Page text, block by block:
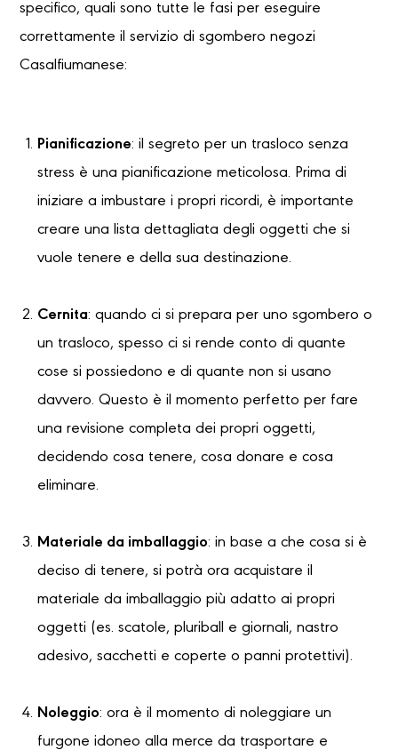
specifico, quali sono tutte le fasi per eseguire
correttamente il servizio di sgombero negozi
Casalfiumanese:
Pianificazione: il segreto per un trasloco senza
stress è una pianificazione meticolosa. Prima di
iniziare a imbustare i propri ricordi, è importante
creare una lista dettagliata degli oggetti che si
vuole tenere e della sua destinazione.
Cernita: quando ci si prepara per uno sgombero o
un trasloco, spesso ci si rende conto di quante
cose si possiedono e di quante non si usano
davvero. Questo è il momento perfetto per fare
una revisione completa dei propri oggetti,
decidendo cosa tenere, cosa donare e cosa
eliminare.
Materiale da imballaggio: in base a che cosa si è
deciso di tenere, si potrà ora acquistare il
materiale da imballaggio più adatto ai propri
oggetti (es. scatole, pluriball e giornali, nastro
adesivo, sacchetti e coperte o panni protettivi).
Noleggio: ora è il momento di noleggiare un
furgone idoneo alla merce da trasportare e